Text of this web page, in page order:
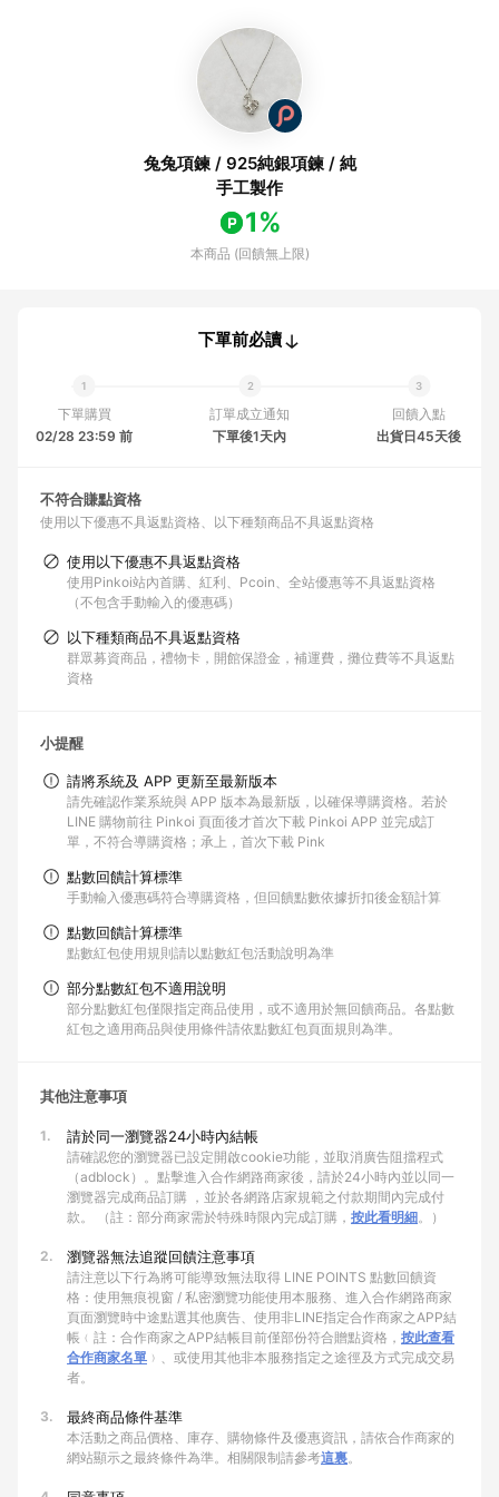
兔兔項鍊 / 925純銀項鍊 / 純
手工製作
1%
本商品 (回饋無上限)
下單前必讀
下單購買
02/28 23:59 前
訂單成立通知
下單後1天內
回饋入點
出貨日45天後
不符合賺點資格
使用以下優惠不具返點資格 以下種類商品不具返點資格
使用以下優惠不具返點資格
使用Pinkoi站內首購、紅利、Pcoin、全站優惠等不具返點資格
（不包含手動輸入的優惠碼）
以下種類商品不具返點資格
群眾募資商品，禮物卡，開館保證金，補運費，攤位費等不具返點
資格
小提醒
請將系統及 APP 更新至最新版本
請先確認作業系統與 APP 版本為最新版，以確保導購資格。若於
LINE 購物前往 Pinkoi 頁面後才首次下載 Pinkoi APP 並完成訂
單，不符合導購資格；承上，首次下載 Pink
點數回饋計算標準
手動輸入優惠碼符合導購資格，但回饋點數依據折扣後金額計算
點數回饋計算標準
點數紅包使用規則請以點數紅包活動說明為準
部分點數紅包不適用說明
部分點數紅包僅限指定商品使用，或不適用於無回饋商品。各點數
紅包之適用商品與使用條件請依點數紅包頁面規則為準。
其他注意事項
1. 請於同一瀏覽器24小時內結帳
請確認您的瀏覽器已設定開啟cookie功能，並取消廣告阻擋程式
（adblock）。點擊進入合作網路商家後，請於24小時內並以同一
瀏覽器完成商品訂購 ，並於各網路店家規範之付款期間內完成付
款。 （註：部分商家需於特殊時限內完成訂購， 按此看明細。）
2. 瀏覽器無法追蹤回饋注意事項
請注意以下行為將可能導致無法取得 LINE POINTS 點數回饋資
格：使用無痕視窗 / 私密瀏覽功能使用本服務、進入合作網路商家
頁面瀏覽時中途點選其他廣告、使用非LINE指定合作商家之APP結
帳﹙註：合作商家之APP結帳目前僅部份符合贈點資格， 按此查看
合作商家名單 ﹚、或使用其他非本服務指定之途徑及方式完成交易
者。
3. 最終商品條件基準
本活動之商品價格、庫存、購物條件及優惠資訊，請依合作商家的
網站顯示之最終條件為準。相關限制請參考這裏。